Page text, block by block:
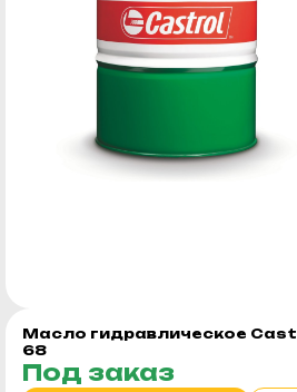
Масло гидравлическое
68
Под заказ